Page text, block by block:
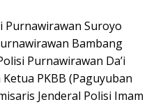
Purnawirawan Suroyo
Bambang
Purnawirawan Da’i
PKBB (Paguyuban
Jenderal Polisi Imam